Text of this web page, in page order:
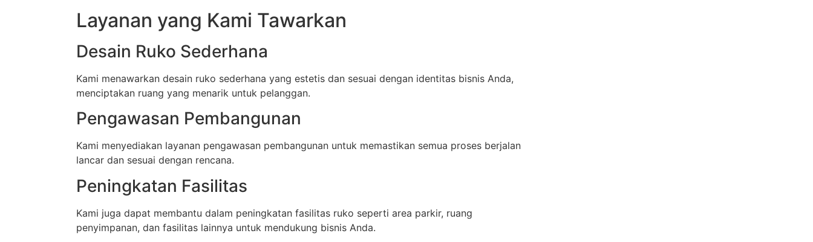
Layanan yang Kami Tawarkan
Desain Ruko Sederhana
Kami menawarkan desain ruko sederhana yang estetis dan sesuai dengan identitas bisnis Anda,
menciptakan ruang yang menarik untuk pelanggan.
Pengawasan Pembangunan
Kami menyediakan layanan pengawasan pembangunan untuk memastikan semua proses berjalan
lancar dan sesuai dengan rencana.
Peningkatan Fasilitas
Kami juga dapat membantu dalam peningkatan fasilitas ruko seperti area parkir, ruang
penyimpanan, dan fasilitas lainnya untuk mendukung bisnis Anda.